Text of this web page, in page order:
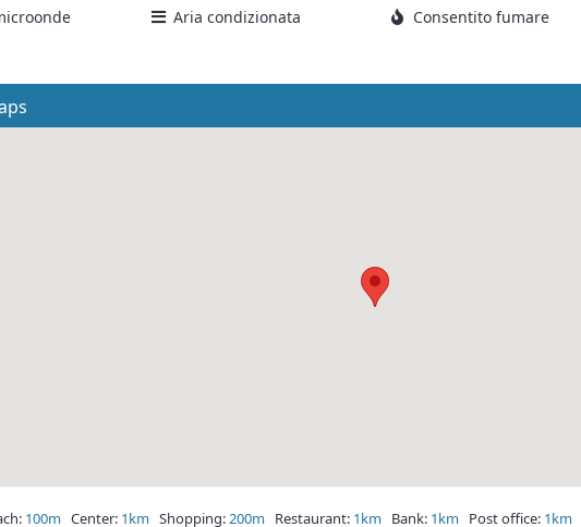
Aria condizionata Consentito fumare
100m Center: 1km Shopping:200m Restaurant: 1km Bank: 1km Post office: 1km